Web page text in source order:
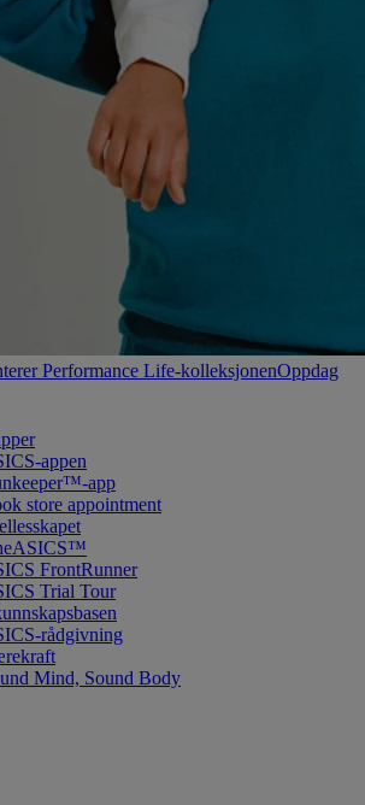
Performance Life-kolleksjonenOppdag
appen
app
store appointment
FrontRunner
Trial Tour
rådgivning
Mind, Sound Body